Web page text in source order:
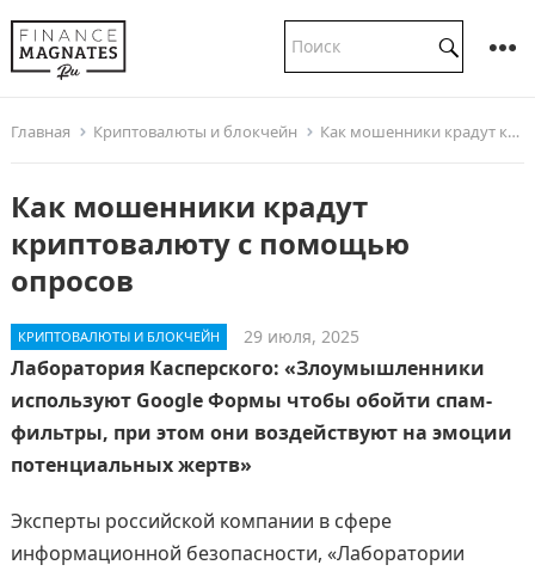
Главная Криптовалюты и блокчейн Как мошенники крадут криптовалюту с помощью опросов
Как мошенники крадут
криптовалюту с помощью
опросов
КРИПТОВАЛЮТЫ И БЛОКЧЕЙН 29 июля, 2025
Лаборатория Касперского: «Злоумышленники
используют Google Формы чтобы обойти спам-
фильтры, при этом они воздействуют на эмоции
потенциальных жертв»
Эксперты российской компании в сфере
информационной безопасности, «Лаборатории